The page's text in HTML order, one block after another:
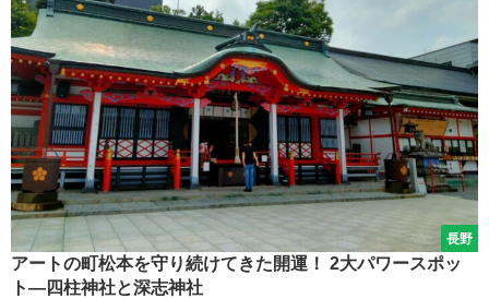
長野
アートの町松本を守り続けてきた開運！ 2大パワースポッ
ト―四柱神社と深志神社